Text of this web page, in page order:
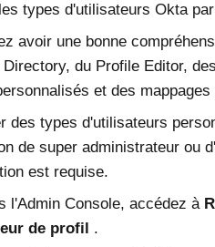
types d'utilisateurs Oktapar
avoir une bonne
du Profile Editor,
et des mappages
des types d'utilisateurs
de super administrateur ou
est requise.
l'Admin Console, accédez à
de profil .